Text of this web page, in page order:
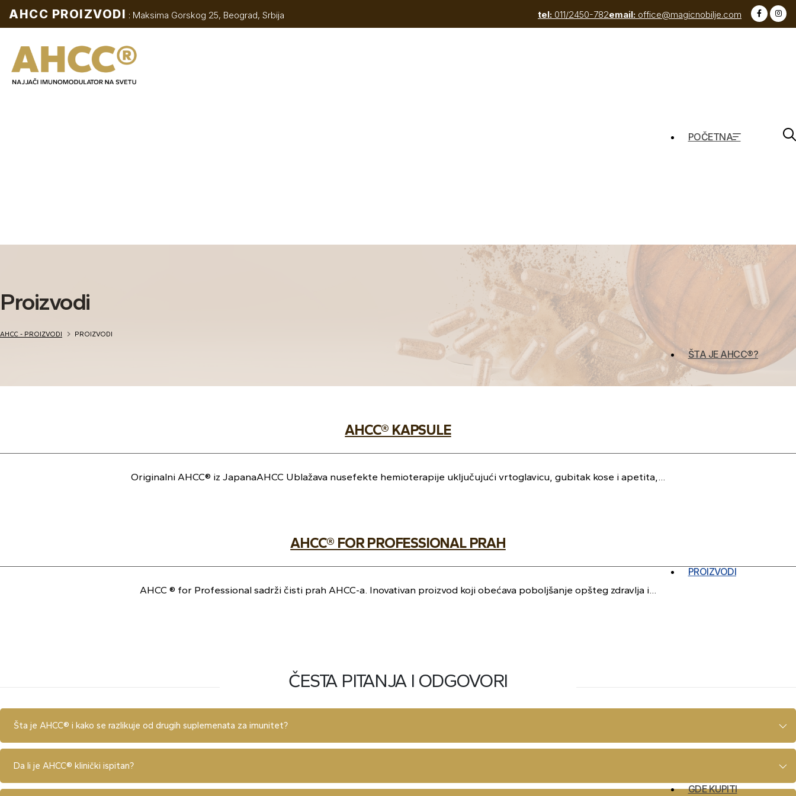
AHCC PROIZVODI : Maksima Gorskog 25, Beograd, Srbija tel: 011/2450-782email: office@magicnobilje.com
POČETNA
ŠTA JE AHCC®?
PROIZVODI
GDE KUPITI
Proizvodi
AHCC - PROIZVODI PROIZVODI
AHCC® KAPSULE
Originalni AHCC® iz JapanaAHCC Ublažava nusefekte hemioterapije uključujući vrtoglavicu, gubitak kose i apetita,…
AHCC® FOR PROFESSIONAL PRAH
AHCC ® for Professional sadrži čisti prah AHCC-a. Inovativan proizvod koji obećava poboljšanje opšteg zdravlja i…
ČESTA PITANJA I ODGOVORI
Šta je AHCC® i kako se razlikuje od drugih suplemenata za imunitet?
Da li je AHCC® klinički ispitan?